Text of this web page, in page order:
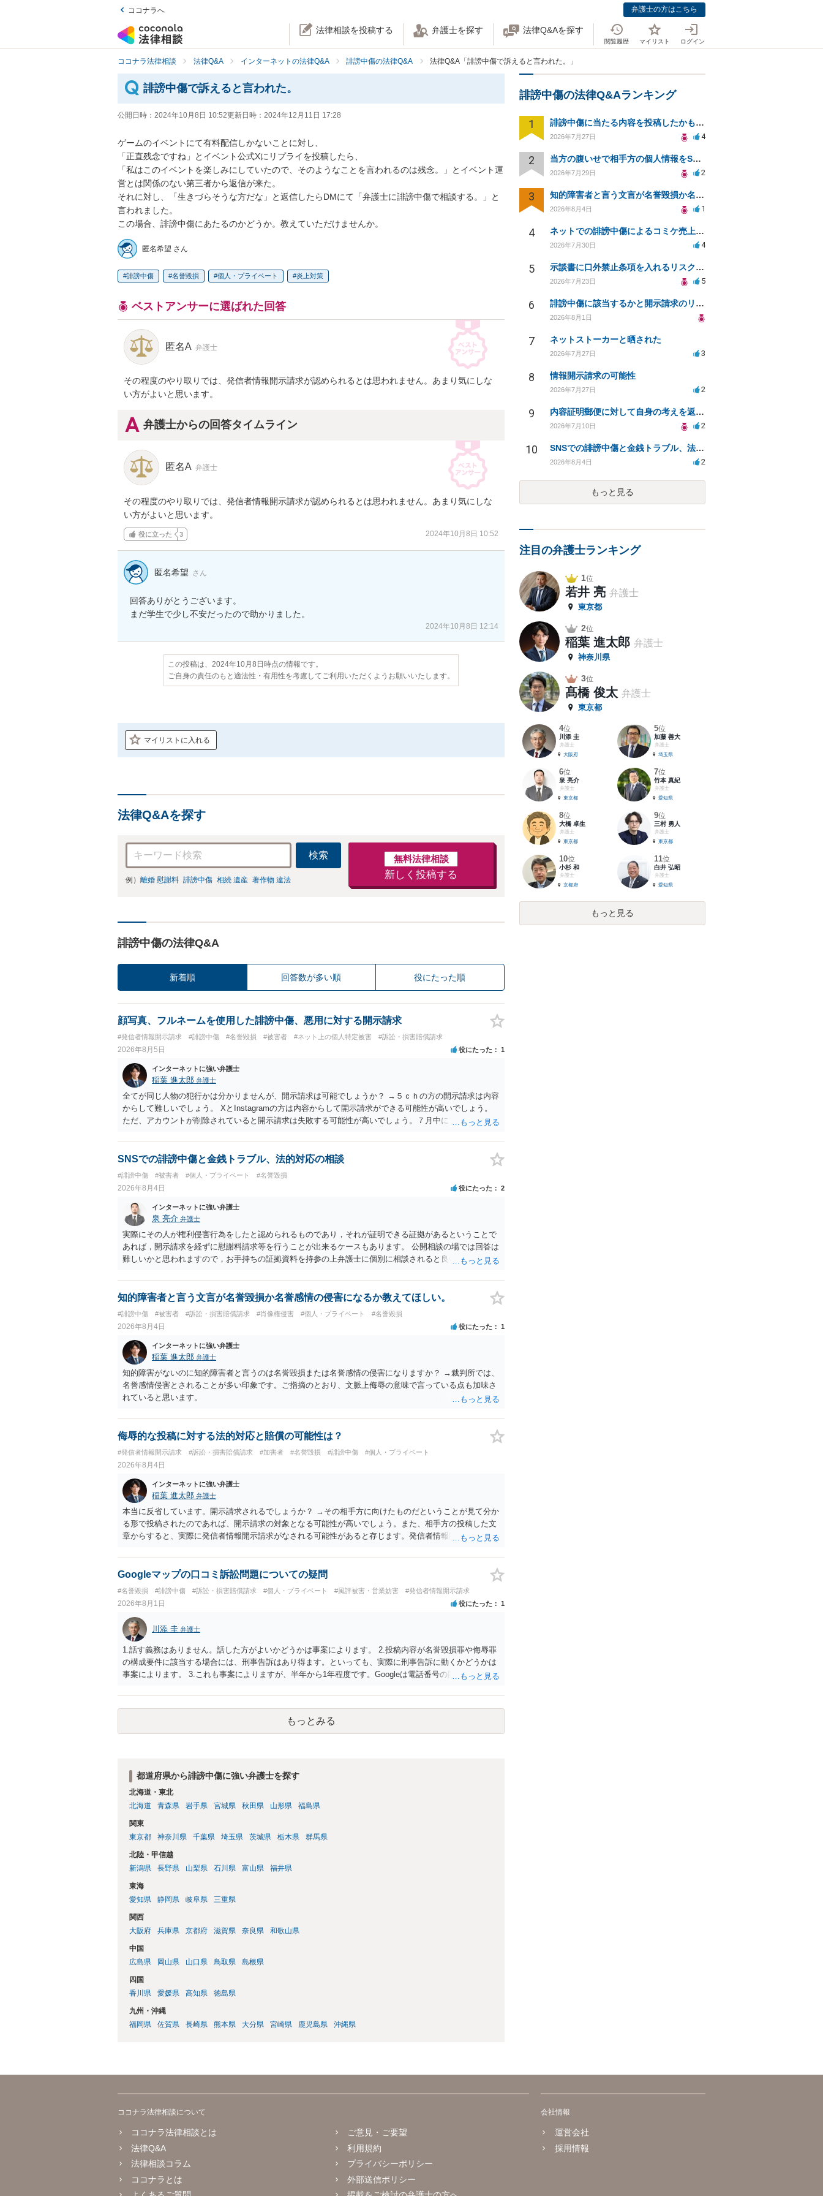
ココナラへ 弁護士の方はこちら
法律相談を投稿する 弁護士を探す 法律Q&Aを探す
閲覧履歴 マイリスト ログイン
ココナラ法律相談 法律Q&A インターネットの法律Q&A 誹謗中傷の法律Q&A 法律Q&A「誹謗中傷で訴えると言われた。」
誹謗中傷で訴えると言われた。
公開日時： 2024年10月8日 10:52更新日時： 2024年12月11日 17:28
ゲームのイベントにて有料配信しかないことに対し、
「正直残念ですね」とイベント公式Xにリプライを投稿したら、
「私はこのイベントを楽しみにしていたので、そのようなことを言われるのは残念。」とイベント運
営とは関係のない第三者から返信が来た。
それに対し、「生きづらそうな方だな」と返信したらDMにて「弁護士に誹謗中傷で相談する。」と
言われました。
この場合、誹謗中傷にあたるのかどうか。教えていただけませんか。
匿名希望 さん
誹謗中傷 名誉毀損 個人・プライベート 炎上対策
ベストアンサーに選ばれた回答
匿名A 弁護士
その程度のやり取りでは、発信者情報開示請求が認められるとは思われません。あまり気にしな
い方がよいと思います。
弁護士からの回答タイムライン
匿名A 弁護士
その程度のやり取りでは、発信者情報開示請求が認められるとは思われません。あまり気にしな
い方がよいと思います。
役に立った 3 2024年10月8日 10:52
匿名希望 さん
回答ありがとうございます。
まだ学生で少し不安だったので助かりました。
2024年10月8日 12:14
この投稿は、2024年10月8日時点の情報です。
ご自身の責任のもと適法性・有用性を考慮してご利用いただくようお願いいたします。
マイリストに入れる
法律Q&Aを探す
検索
例） 離婚 慰謝料 誹謗中傷 相続 遺産 著作物 違法
無料法律相談
新しく投稿する
誹謗中傷の法律Q&A
新着順 回答数が多い順 役にたった順
顔写真、フルネームを使用した誹謗中傷、悪用に対する開示請求
#発信者情報開示請求 #誹謗中傷 #名誉毀損 #被害者 #ネット上の個人特定被害 #訴訟・損害賠償請求
2026年8月5日 役にたった 1
インターネットに強い弁護士
稲葉 進太郎 弁護士
全てが同じ人物の犯行かは分かりませんが、開示請求は可能でしょうか？ →５ｃｈの方の開示請求は内容
からして難しいでしょう。 XとInstagramの方は内容からして開示請求ができる可能性が高いでしょう。
ただ、アカウントが削除されていると開示請求は失敗する可能性が高いでしょう。７月中にアカウントが
相手に全ての弁護士費用を負担させることは可能でしょうか？ →訴訟外の交渉で相手方が認めれば負担さ
せることができるでしょう。訴訟で判決となった場合は、実際の弁護士費用が認められる場合と認められ
SNSでの誹謗中傷と金銭トラブル、法的対応の相談
#誹謗中傷 #被害者 #個人・プライベート #名誉毀損
2026年8月4日 役にたった 2
インターネットに強い弁護士
泉 亮介 弁護士
実際にその人が権利侵害行為をしたと認められるものであり，それが証明できる証拠があるということで
あれば，開示請求を経ずに慰謝料請求等を行うことが出来るケースもあります。 公開相談の場では回答は
難しいかと思われますので，お手持ちの証拠資料を持参の上弁護士に個別に相談されると良いでしょう。
知的障害者と言う文言が名誉毀損か名誉感情の侵害になるか教えてほしい。
#誹謗中傷 #被害者 #訴訟・損害賠償請求 #肖像権侵害 #個人・プライベート #名誉毀損
2026年8月4日 役にたった 1
インターネットに強い弁護士
稲葉 進太郎 弁護士
知的障害がないのに知的障害者と言うのは名誉毀損または名誉感情の侵害になりますか？ →裁判所では、
名誉感情侵害とされることが多い印象です。ご指摘のとおり、文脈上侮辱の意味で言っている点も加味さ
れていると思います。
侮辱的な投稿に対する法的対応と賠償の可能性は？
#発信者情報開示請求 #訴訟・損害賠償請求 #加害者 #名誉毀損 #誹謗中傷 #個人・プライベート
2026年8月4日
インターネットに強い弁護士
稲葉 進太郎 弁護士
本当に反省しています。開示請求されるでしょうか？ →その相手方に向けたものだということが見て分か
る形で投稿されたのであれば、開示請求の対象となる可能性が高いでしょう。また、相手方の投稿した文
章からすると、実際に発信者情報開示請求がなされる可能性があると存じます。発信者情報開示請求が進
カウントの登録メールに意見照会がなされます。 また、された場合賠償金はいくらでしょうか。 →ケー
スバイケースであり、数万円から１００万単位まで様々でしょう。裁判外であれば交渉して相手方の請求
Googleマップの口コミ訴訟問題についての疑問
#名誉毀損 #誹謗中傷 #訴訟・損害賠償請求 #個人・プライベート #風評被害・営業妨害 #発信者情報開示請求
2026年8月1日 役にたった 1
川添 圭 弁護士
1.話す義務はありません。話した方がよいかどうかは事案によります。 2.投稿内容が名誉毀損罪や侮辱罪
の構成要件に該当する場合には、刑事告訴はあり得ます。といっても、実際に刑事告訴に動くかどうかは
事案によります。 3.これも事案によりますが、半年から1年程度です。Googleは電話番号の開示請求もで
さらにいえば、利用者からの口コミ投稿の場合、開示請求者はある程度対象者を特定できている（ただし
証拠による裏付けか必要なので発信者情報開示請求をする）というケースが比較的多いと思われます。
もっとみる
都道府県から誹謗中傷に強い弁護士を探す
北海道・東北
北海道
青森県 岩手県 宮城県 秋田県 山形県 福島県
関東
東京都
神奈川県 千葉県 埼玉県 茨城県 栃木県 群馬県
北陸・甲信越
新潟県
長野県 山梨県 石川県 富山県 福井県
東海
愛知県
静岡県 岐阜県 三重県
関西
大阪府
兵庫県 京都府 滋賀県 奈良県 和歌山県
中国
広島県
岡山県 山口県 鳥取県 島根県
四国
香川県
愛媛県 高知県 徳島県
九州・沖縄
福岡県
佐賀県 長崎県 熊本県 大分県 宮崎県 鹿児島県 沖縄県
誹謗中傷の法律Q&Aランキング
1 誹謗中傷に当たる内容を投稿したかもしれない。開示請求や民事刑事裁判に発展しうるのか教えて欲しい。
2026年7月27日 4
2 当方の腹いせで相手方の個人情報をSNSで晒してしまい名誉毀損させてしまったかもしれない
2026年7月29日 2
3 知的障害者と言う文言が名誉毀損か名誉感情の侵害になるか教えてほしい。
2026年8月4日 1
4 ネットでの誹謗中傷によるコミケ売上減少、損害賠償は可能か？
2026年7月30日 4
5 示談書に口外禁止条項を入れるリスクはありますか？
2026年7月23日 5
6 誹謗中傷に該当するかと開示請求のリスクを知りたい
2026年8月1日
7 ネットストーカーと晒された
2026年7月27日 3
8 情報開示請求の可能性
2026年7月27日 2
9 内容証明郵便に対して自身の考えを返答しなければなりませんか？
2026年7月10日 2
10 SNSでの誹謗中傷と金銭トラブル、法的対応の相談
2026年8月4日 2
もっと見る
注目の弁護士ランキング
1位
若井 亮 弁護士
東京都
2位
稲葉 進太郎 弁護士
神奈川県
3位
髙橋 俊太 弁護士
東京都
4位
川添 圭
弁護士
大阪府
5位
加藤 善大
弁護士
埼玉県
6位
泉 亮介
弁護士
東京都
7位
竹本 真紀
弁護士
愛知県
8位
大橋 卓生
弁護士
東京都
9位
三村 勇人
弁護士
東京都
10位
小杉 和
弁護士
京都府
11位
白井 弘昭
弁護士
愛知県
もっと見る
ココナラ法律相談について
ココナラ法律相談とは
法律Q&A
法律相談コラム
ココナラとは
ご意見・ご要望
利用規約
プライバシーポリシー
外部送信ポリシー
会社情報
運営会社
採用情報